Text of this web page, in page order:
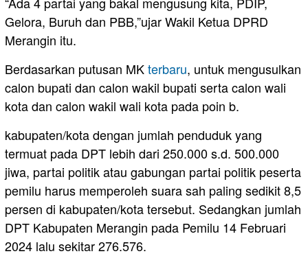
Gelora, Buruh dan PBB,”ujar Wakil Ketua DPRD
Merangin itu.
Berdasarkan putusan MKterbaru, untuk mengusulkan
calon bupati dan calon wakil bupati serta calon wali
kota dan calon wakil wali kota pada poin b.
kabupaten/kota dengan jumlah penduduk yang
termuat pada DPT lebih dari 250.000 s.d. 500.000
jiwa, partai politik atau gabungan partai politik peserta
pemilu harus memperoleh suara sah paling sedikit 8,5
persen di kabupaten/kota tersebut. Sedangkan jumlah
DPT Kabupaten Merangin pada Pemilu 14 Februari
2024 lalu sekitar 276.576.